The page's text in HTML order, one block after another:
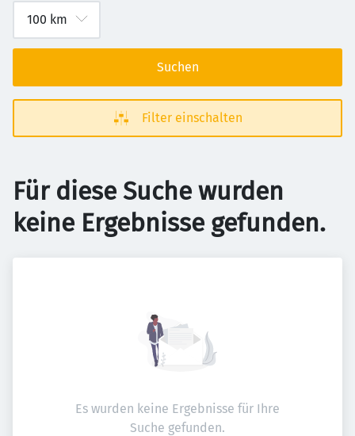
Suchen
Filter einschalten
Für diese Suche wurden
keine Ergebnisse gefunden.
Es wurden keine Ergebnisse für Ihre
Suche gefunden.